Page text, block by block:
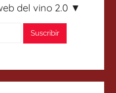
del vino 2.0 ▼